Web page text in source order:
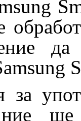
да
за
ние